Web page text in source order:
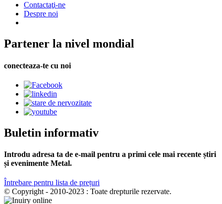
Contactaţi-ne
Despre noi
Partener la nivel mondial
conecteaza-te cu noi
Buletin informativ
Introdu adresa ta de e-mail pentru a primi cele mai recente știri
și evenimente Metal.
Întrebare pentru lista de prețuri
© Copyright - 2010-2023 : Toate drepturile rezervate.